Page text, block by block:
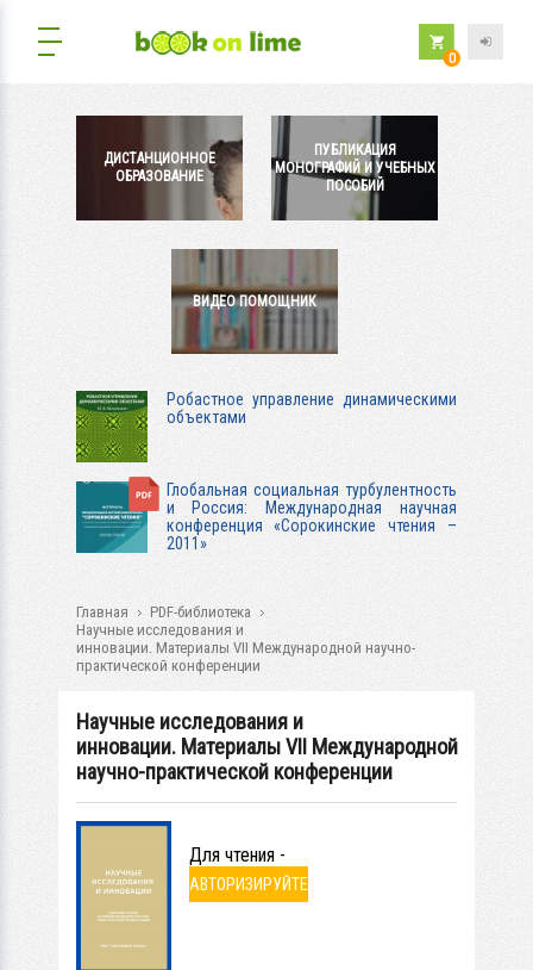
0
ДИСТАНЦИОННОЕ
ОБРАЗОВАНИЕ
ПУБЛИКАЦИЯ
МОНОГРАФИЙ И УЧЕБНЫХ
ПОСОБИЙ
ВИДЕО ПОМОЩНИК
Робастное управление динамическими
объектами
Глобальная социальная турбулентность
и Россия: Международная научная
конференция «Сорокинские чтения –
2011»
Главная
PDF-библиотека
Научные исследования и
инновации. Материалы VII Международной научно-
практической конференции
Научные исследования и
инновации. Материалы VII Международной
научно-практической конференции
Для чтения -
АВТОРИЗИРУЙТЕ